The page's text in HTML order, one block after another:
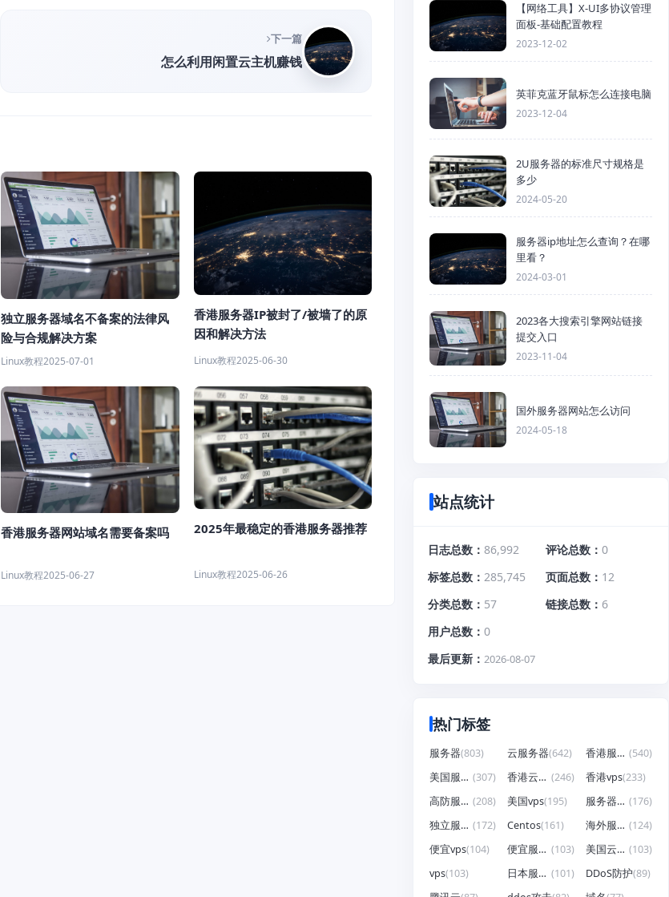
下一篇
怎么利用闲置云主机赚钱
独立服务器域名不备案的法律风
险与合规解决方案
Linux教程2025-07-01
香港服务器IP被封了/被墙了的原
因和解决方法
Linux教程2025-06-30
香港服务器网站域名需要备案吗
Linux教程2025-06-27
2025年最稳定的香港服务器推荐
Linux教程2025-06-26
【网络工具】X-UI多协议管理
面板-基础配置教程
2023-12-02
英菲克蓝牙鼠标怎么连接电脑
2023-12-04
2U服务器的标准尺寸规格是
多少
2024-05-20
服务器ip地址怎么查询？在哪
里看？
2024-03-01
2023各大搜索引擎网站链接
提交入口
2023-11-04
国外服务器网站怎么访问
2024-05-18
站点统计
日志总数 86,992 评论总数
0
标签总数
285,745 页面总数
12
分类总数
57 链接总数
6
用户总数
0
最后更新
2026-08-07
热门标签
服务器(803) 云服务器(642) 香港服务器 (540)
美国服务器 (307) 香港云服务器 (246) 香港vps(233)
高防服务器 (208) 美国vps(195) 服务器租用 (176)
独立服务器 (172) Centos(161) 海外服务器 (124)
便宜vps(104) 便宜服务器 (103) 美国云服务器 (103)
vps(103) 日本服务器 (101) DDoS防护(89)